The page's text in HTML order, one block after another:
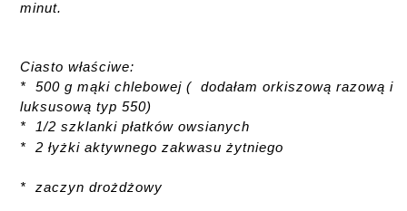
minut.
Ciasto właściwe:
* 500 g mąki chlebowej ( dodałam orkiszową razową i
luksusową typ 550)
* 1/2 szklanki płatków owsianych
* 2 łyżki aktywnego zakwasu żytniego
* zaczyn drożdżowy